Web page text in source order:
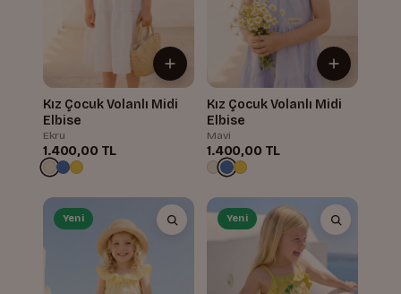
Kız Çocuk Volanlı Midi
Elbise
Ekru
1.400,00 TL
Kız Çocuk Volanlı Midi
Elbise
Mavi
1.400,00 TL
Yeni Yeni